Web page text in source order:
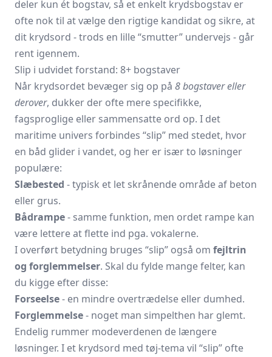
deler kun ét bogstav, så et enkelt krydsbogstav er
ofte nok til at vælge den rigtige kandidat og sikre, at
dit krydsord - trods en lille “smutter” undervejs - går
rent igennem.
Slip i udvidet forstand: 8+ bogstaver
Når krydsordet bevæger sig op på 8 bogstaver eller
derover, dukker der ofte mere specifikke,
fagsproglige eller sammensatte ord op. I det
maritime univers forbindes “slip” med stedet, hvor
en båd glider i vandet, og her er især to løsninger
populære:
Slæbested - typisk et let skrånende område af beton
eller grus.
Bådrampe- samme funktion, men ordet rampe kan
være lettere at flette ind pga. vokalerne.
I overført betydning bruges “slip” også om fejltrin
og forglemmelser. Skal du fylde mange felter, kan
du kigge efter disse:
Forseelse- en mindre overtrædelse eller dumhed.
Forglemmelse- noget man simpelthen har glemt.
Endelig rummer modeverdenen de længere
løsninger. I et krydsord med tøj-tema vil “slip” ofte